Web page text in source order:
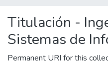
Titulación -
Sistemas de
Permanent URI for this